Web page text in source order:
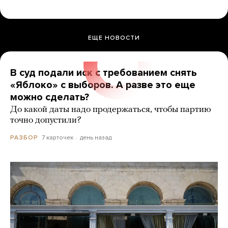
ЕЩЕ НОВОСТИ
В суд подали иск с требованием снять
«Яблоко» с выборов. А разве это еще
можно сделать?
До какой даты надо продержаться, чтобы партию
точно допустили?
РАЗБОР 7 карточек день назад